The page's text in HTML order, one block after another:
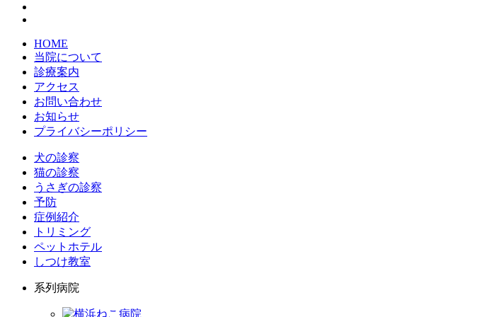
HOME
当院について
診療案内
アクセス
お問い合わせ
お知らせ
プライバシーポリシー
犬の診察
猫の診察
うさぎの診察
予防
症例紹介
トリミング
ペットホテル
しつけ教室
系列病院